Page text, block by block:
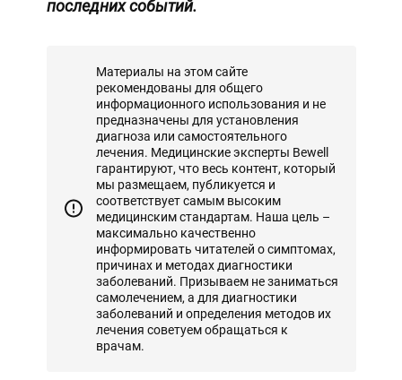
последних событий.
Материалы на этом сайте
рекомендованы для общего
информационного использования и не
предназначены для установления
диагноза или самостоятельного
лечения. Медицинские эксперты Bewell
гарантируют, что весь контент, который
мы размещаем, публикуется и
соответствует самым высоким
медицинским стандартам. Наша цель –
максимально качественно
информировать читателей о симптомах,
причинах и методах диагностики
заболеваний. Призываем не заниматься
самолечением, а для диагностики
заболеваний и определения методов их
лечения советуем обращаться к
врачам.